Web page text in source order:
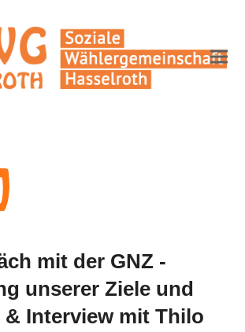
mit der GNZ -
unserer Ziele und
& Interview mit Thilo